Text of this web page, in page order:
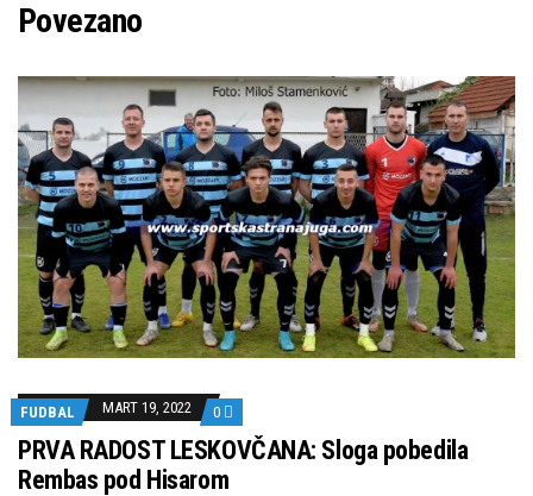
Povezano
FUDBAL MART 19, 2022 0
PRVA RADOST LESKOVČANA: Sloga pobedila
Rembas pod Hisarom